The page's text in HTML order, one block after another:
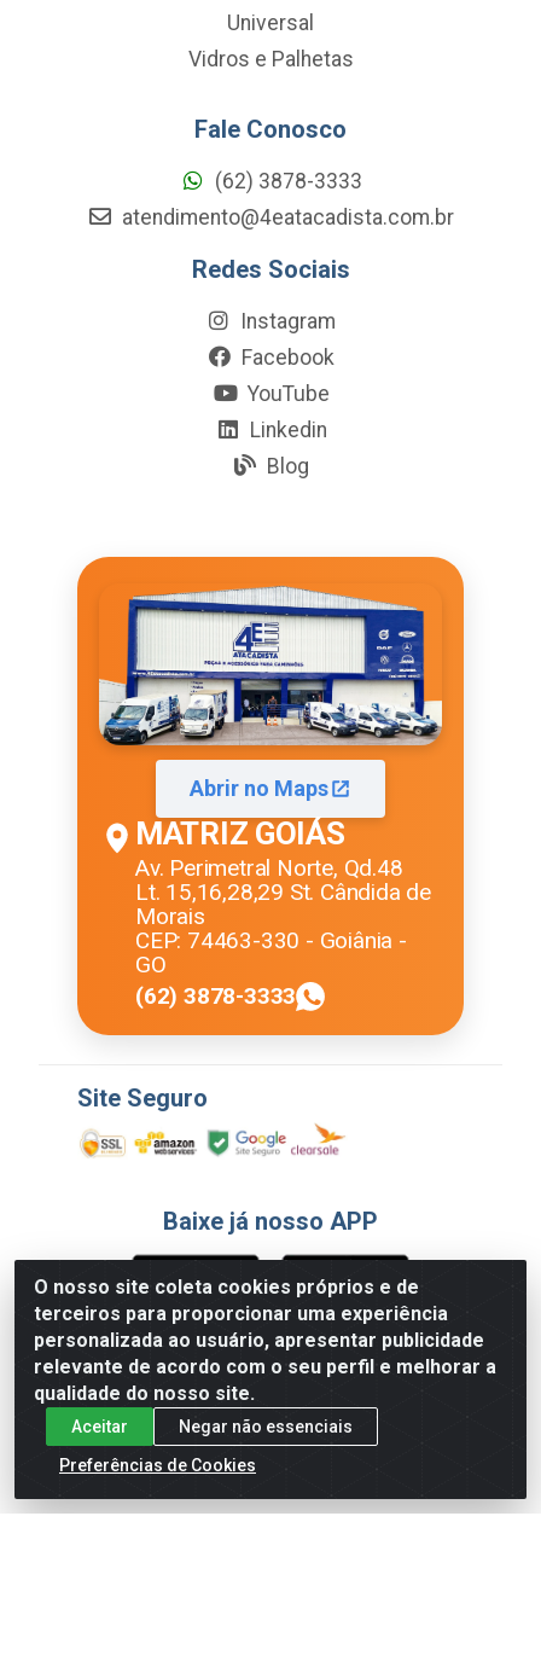
O nosso site coleta cookies próprios e de
terceiros para proporcionar uma experiência
personalizada ao usuário, apresentar publicidade
relevante de acordo com o seu perfil e melhorar a
qualidade do nosso site.
Aceitar
Negar não essenciais
Preferências de Cookies
Universal
Vidros e Palhetas
Fale Conosco
(62) 3878-3333
atendimento@4eatacadista.com.br
Redes Sociais
Instagram
Facebook
YouTube
Linkedin
Blog
Abrir no Maps
MATRIZ GOIÁS
Av. Perimetral Norte, Qd.48
Lt. 15,16,28,29 St. Cândida de
Morais
CEP: 74463-330 - Goiânia -
GO
(62) 3878-3333
Site Seguro
Baixe já nosso APP
Formas de Pagamento